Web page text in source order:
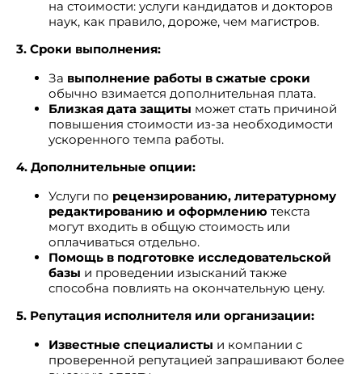
на стоимости: услуги кандидатов и докторов
наук, как правило, дороже, чем магистров.
3. Сроки выполнения:
За выполнение работы в сжатые сроки
обычно взимается дополнительная плата.
Близкая дата защиты может стать причиной
повышения стоимости из-за необходимости
ускоренного темпа работы.
4. Дополнительные опции:
Услуги по рецензированию, литературному
редактированию и оформлению текста
могут входить в общую стоимость или
оплачиваться отдельно.
Помощь в подготовке исследовательской
базы и проведении изысканий также
способна повлиять на окончательную цену.
5. Репутация исполнителя или организации:
Известные специалисты и компании с
проверенной репутацией запрашивают более